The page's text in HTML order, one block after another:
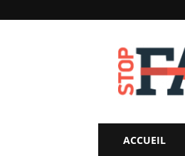
StopFake
ACCUEIL